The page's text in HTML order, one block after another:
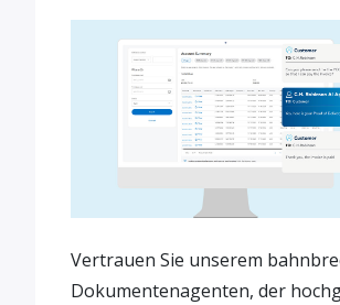
Vertrauen Sie unserem
Dokumentenagenten, der